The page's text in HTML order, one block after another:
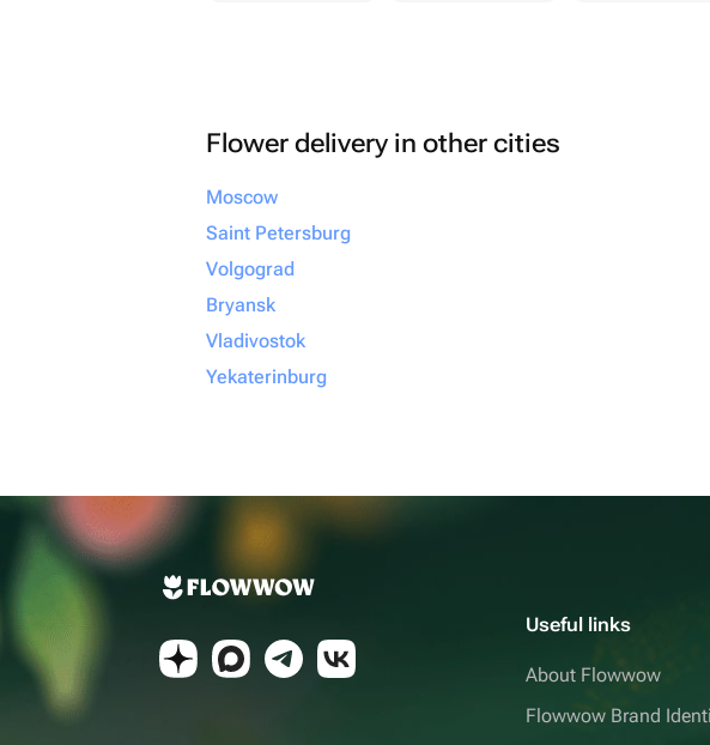
Flower delivery in other cities
Moscow
Saint Petersburg
Volgograd
Bryansk
Vladivostok
Yekaterinburg
Useful links
About Flowwow
Flowwow Brand